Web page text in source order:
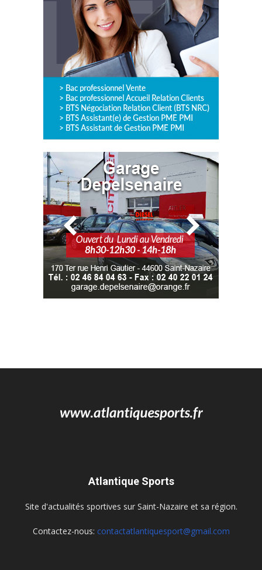
Atlantique Sports
Site d'actualités sportives sur Saint-Nazaire et sa région.
Contactez-nous: contactatlantiquesport@gmail.com